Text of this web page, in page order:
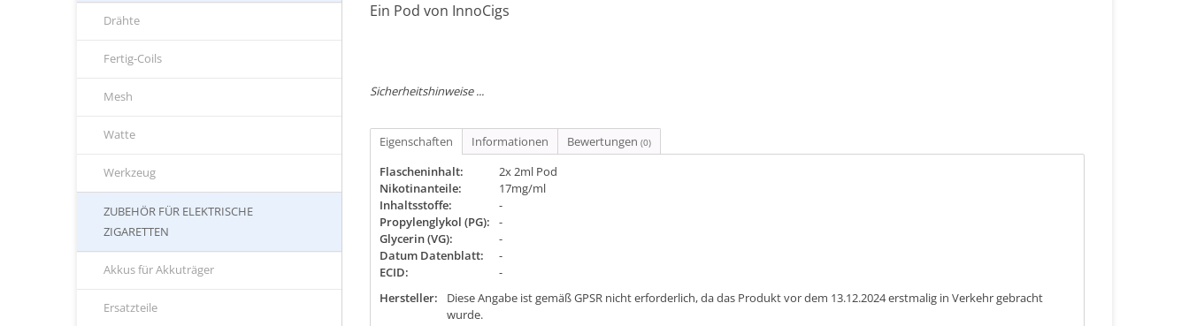
Drähte
Fertig-Coils
Mesh
Watte
Werkzeug
ZUBEHÖR FÜR ELEKTRISCHE
ZIGARETTEN
Akkus für Akkuträger
Ersatzteile
Ein Pod von InnoCigs
Sicherheitshinweise ...
Eigenschaften Informationen Bewertungen (0)
Flascheninhalt:
2x 2ml Pod
Nikotinanteile:
17mg/ml
Inhaltsstoffe:
-
Propylenglykol (PG):
-
Glycerin (VG):
-
Datum Datenblatt:
-
ECID:
-
Hersteller:
Diese Angabe ist gemäß GPSR nicht erforderlich, da das Produkt vor dem 13.12.2024 erstmalig in Verkehr gebracht
wurde.